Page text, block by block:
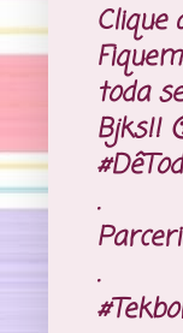
toda
Bjks!!
.
.